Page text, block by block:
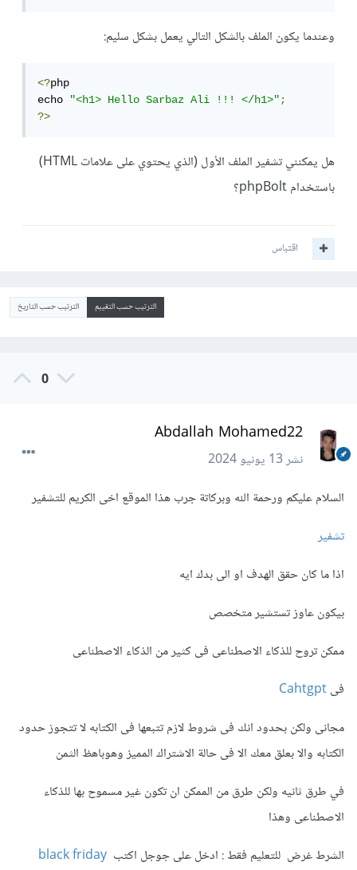
وعندما يكون الملف بالشكل التالي يعمل بشكل سليم:
<?php
echo "<h1> Hello Sarbaz Ali !!! </h1>";
?>
هل يمكنني تشفير الملف الأول (الذي يحتوي على علامات HTML)
باستخدام phpBolt؟
اقتباس
الترتيب حسب التقييم الترتيب حسب التاريخ
0
Abdallah Mohamed22
نشر13 يونيو 2024
السلام عليكم ورحمة الله وبركاتة جرب هذا الموقع اخى الكريم للتشفير
تشفير
اذا ما كان حقق الهدف او الى بدك ايه
بيكون عاوز تستشير متخصص
ممكن تروح للذكاء الاصطناعى فى كثير من الذكاء الاصطناعى
فىCahtgpt
مجانى ولكن بحدود انك فى شروط لازم تتبعها فى الكتابه لا تتجوز حدود
الكتابه والا بعلق معك الا فى حالة الاشتراك المميز وهوباهظ الثمن
في طرق ثانيه ولكن طرق من الممكن ان تكون غير مسموح بها للذكاء
الاصطناعى وهذا
الشرط غرض للتعليم فقط: ادخل على جوجل اكتب black friday